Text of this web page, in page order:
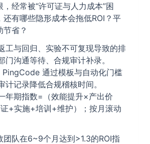
经常被“许可证与人力成本”困
还有哪些隐形成本会拖低ROI？平
节省？
工与回归、实验不可复现导致的排
门沟通等待、合规审计补录。
PingCode 通过模板与自动化门槛
计记录降低合规稽核时间。
年期指数=（效能提升×产出价
+实施+培训+维护）；按月滚动
团队在6~9个月达到>1.3的ROI指